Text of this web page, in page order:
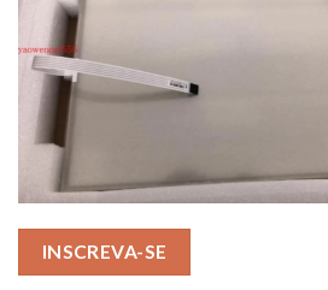
INSCREVA-SE